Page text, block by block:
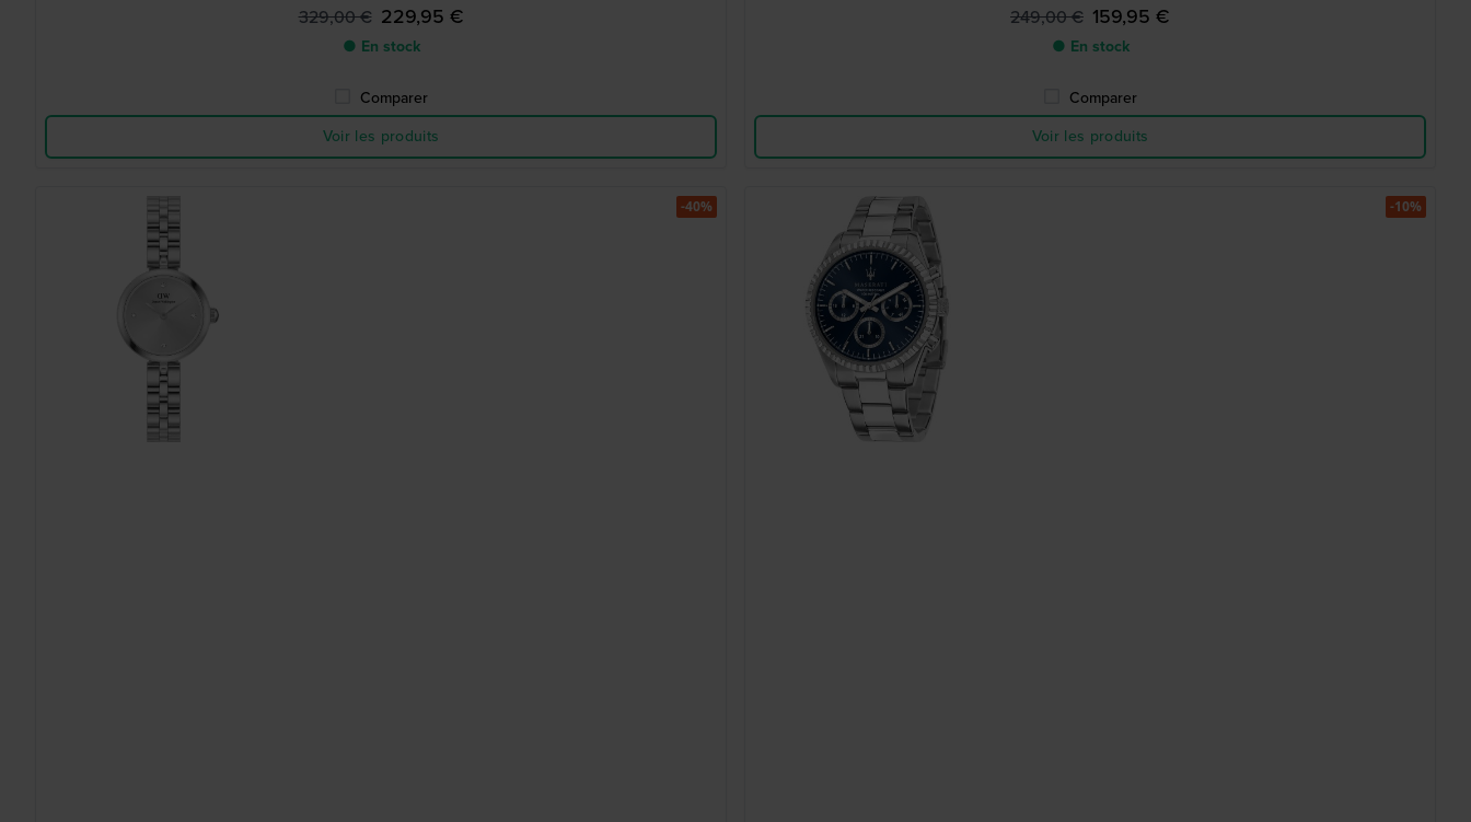
329,00 € 229,95 €
● En stock
Comparer
Voir les produits
249,00 € 159,95 €
● En stock
Comparer
Voir les produits
-40% -10%